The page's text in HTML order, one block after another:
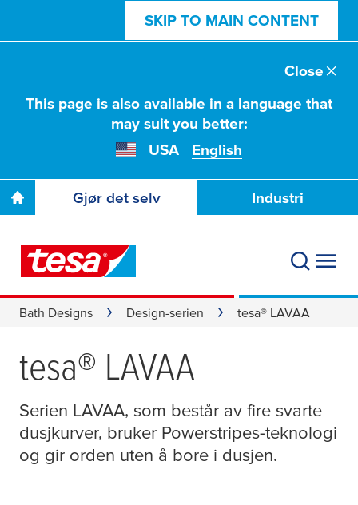
SKIP TO MAIN CONTENT
This page is also available in a language that
may suit you better:
USA
English
Close
Gjør det selv Industri
Bath Designs Design-serien tesa® LAVAA
tesa® LAVAA
Serien LAVAA, som består av fire svarte
dusjkurver, bruker Powerstripes-teknologi
og gir orden uten å bore i dusjen.